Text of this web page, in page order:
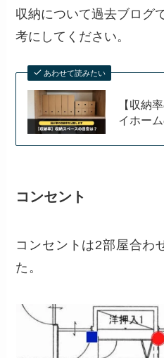
収納について過去ブログ
考にしてください。
あわせて読みたい
【収納
イホー
コンセント
コンセントは2部屋合わ
た。